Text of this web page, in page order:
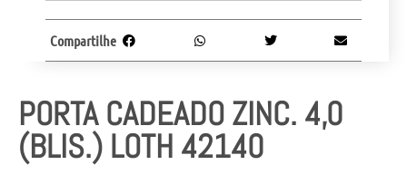
PORTA CADEADO ZINC. 4,0
(BLIS.) LOTH 42140
Compartilhe